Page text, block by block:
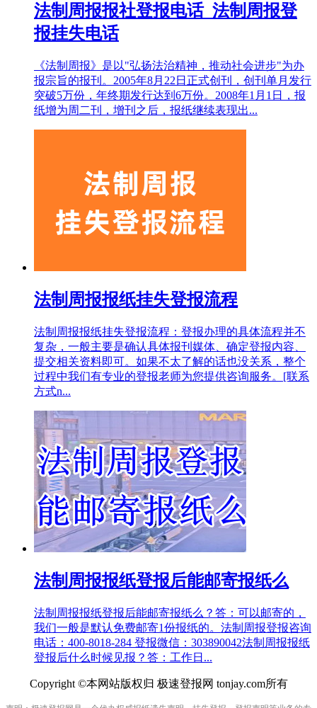
法制周报报社登报电话_法制周报登
报挂失电话
《法制周报》是以"弘扬法治精神，推动社会进步"为办
报宗旨的报刊。2005年8月22日正式创刊，创刊单月发行
突破5万份，年终期发行达到6万份。2008年1月1日，报
纸增为周二刊，增刊之后，报纸继续表现出...
法制周报报纸挂失登报流程
法制周报报纸挂失登报流程：登报办理的具体流程并不
复杂，一般主要是确认具体报刊媒体、确定登报内容、
提交相关资料即可。如果不太了解的话也没关系，整个
过程中我们有专业的登报老师为您提供咨询服务。[联系
方式n...
法制周报报纸登报后能邮寄报纸么
法制周报报纸登报后能邮寄报纸么？答：可以邮寄的，
我们一般是默认免费邮寄1份报纸的。法制周报登报咨询
电话：400-8018-284 登报微信：303890042法制周报报纸
登报后什么时候见报？答：工作日...
Copyright ©本网站版权归 极速登报网 tonjay.com所有